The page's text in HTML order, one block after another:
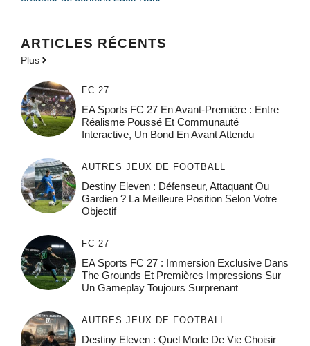
ARTICLES RÉCENTS
Plus
FC 27
EA Sports FC 27 En Avant-Première : Entre
Réalisme Poussé Et Communauté
Interactive, Un Bond En Avant Attendu
AUTRES JEUX DE FOOTBALL
Destiny Eleven : Défenseur, Attaquant Ou
Gardien ? La Meilleure Position Selon Votre
Objectif
FC 27
EA Sports FC 27 : Immersion Exclusive Dans
The Grounds Et Premières Impressions Sur
Un Gameplay Toujours Surprenant
AUTRES JEUX DE FOOTBALL
Destiny Eleven : Quel Mode De Vie Choisir